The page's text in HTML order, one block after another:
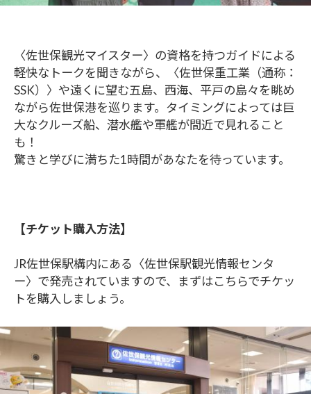
〈佐世保観光マイスター〉の資格を持つガイドによる
軽快なトークを聞きながら、〈佐世保重工業（通称：
SSK）〉や遠くに望む五島、西海、平戸の島々を眺め
ながら佐世保港を巡ります。タイミングによっては巨
大なクルーズ船、潜水艦や軍艦が間近で見れること
も！
驚きと学びに満ちた1時間があなたを待っています。
【チケット購入方法】
JR佐世保駅構内にある〈佐世保駅観光情報センタ
ー〉で発売されていますので、まずはこちらでチケッ
トを購入しましょう。